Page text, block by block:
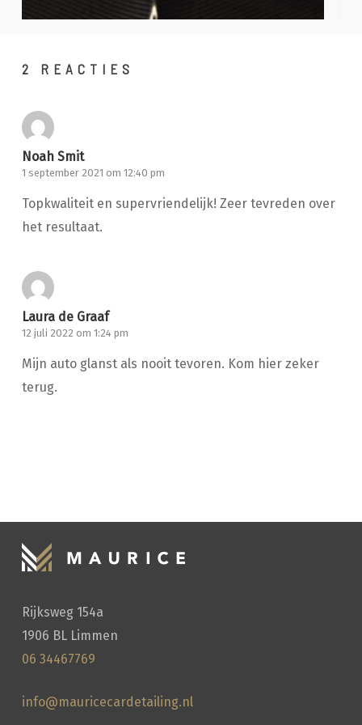
2 REACTIES
Noah Smit
1 september 2021 om 12:40 pm
Topkwaliteit en supervriendelijk! Zeer tevreden over
het resultaat.
Laura de Graaf
12 juli 2022 om 1:24 pm
Mijn auto glanst als nooit tevoren. Kom hier zeker
terug.
Rijksweg 154a
1906 BL Limmen
06 34467769
info@mauricecardetailing.nl